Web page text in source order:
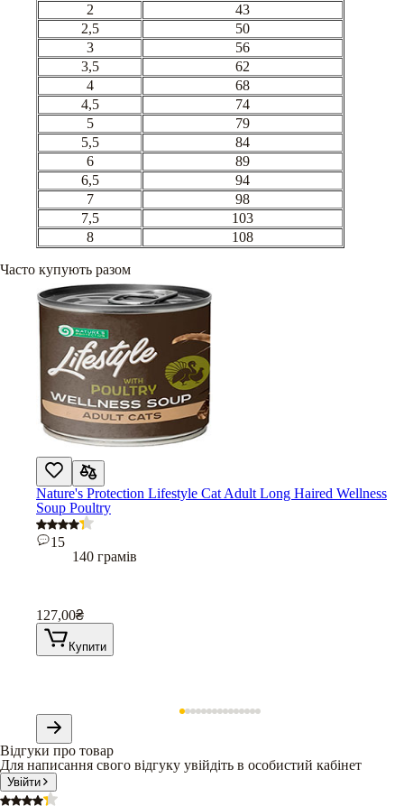
2
43
2,5
50
3
56
3,5
62
4
68
4,5
74
5
79
5,5
84
6
89
6,5
94
7
98
7,5
103
8
108
Часто купують разом
Nature's Protection Lifestyle Cat Adult Long Haired Wellness
Soup Poultry
15
140 грамів
127,00₴
Купити
Відгуки про товар
Для написання свого відгуку увійдіть в особистий кабінет
Увійти